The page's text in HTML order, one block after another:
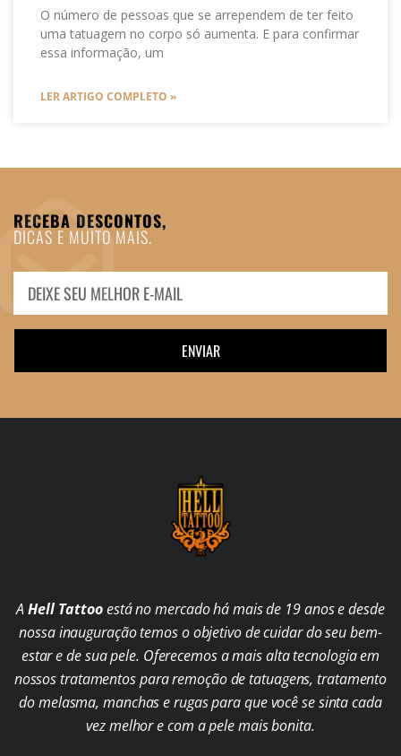
O número de pessoas que se arrependem de ter feito
uma tatuagem no corpo só aumenta. E para confirmar
essa informação, um
LER ARTIGO COMPLETO »
RECEBA DESCONTOS,
DICAS E MUITO MAIS.
ENVIAR
AHell Tattooestá no mercado há mais de 19 anos e desde
nossa inauguração temos o objetivo de cuidar do seu bem-
estar e de sua pele. Oferecemos a mais alta tecnologia em
nossos tratamentos para remoção de tatuagens, tratamento
do melasma, manchas e rugas para que você se sinta cada
vez melhor e com a pele mais bonita.